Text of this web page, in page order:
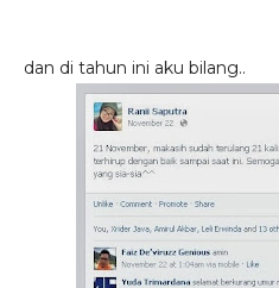
dan di tahun ini aku bilang..